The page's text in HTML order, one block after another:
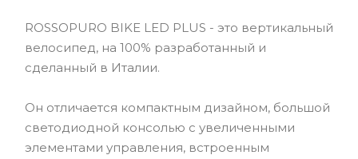
ROSSOPURO BIKE LED PLUS - это вертикальный
велосипед, на 100% разработанный и
сделанный в Италии.
Он отличается компактным дизайном, большой
светодиодной консолью с увеличенными
элементами управления, встроенным